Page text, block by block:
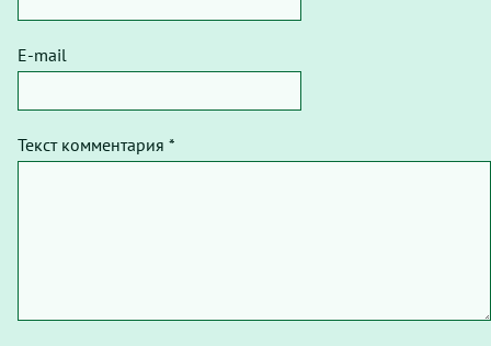
E-mail
Текст комментария *